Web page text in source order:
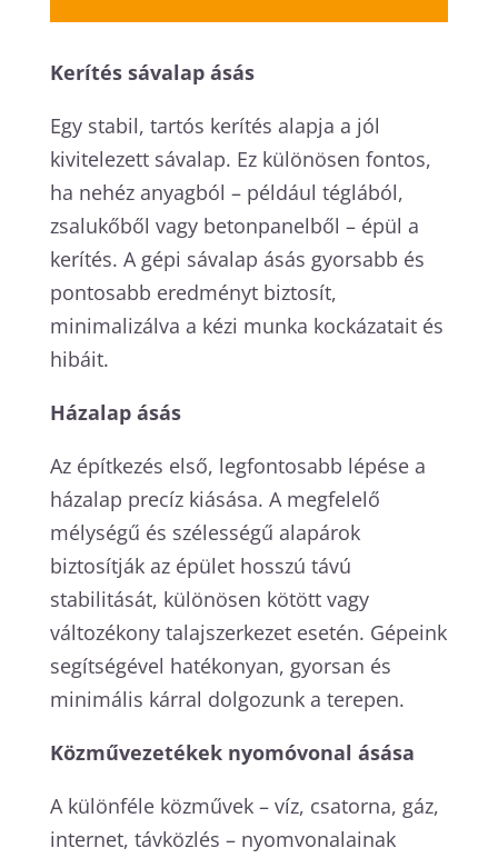
Kerítés sávalap ásás
Egy stabil, tartós kerítés alapja a jól
kivitelezett sávalap. Ez különösen fontos,
ha nehéz anyagból – például téglából,
zsalukőből vagy betonpanelből – épül a
kerítés. A gépi sávalap ásás gyorsabb és
pontosabb eredményt biztosít,
minimalizálva a kézi munka kockázatait és
hibáit.
Házalap ásás
Az építkezés első, legfontosabb lépése a
házalap precíz kiásása. A megfelelő
mélységű és szélességű alapárok
biztosítják az épület hosszú távú
stabilitását, különösen kötött vagy
változékony talajszerkezet esetén. Gépeink
segítségével hatékonyan, gyorsan és
minimális kárral dolgozunk a terepen.
Közművezetékek nyomóvonal ásása
A különféle közművek – víz, csatorna, gáz,
internet, távközlés – nyomvonalainak